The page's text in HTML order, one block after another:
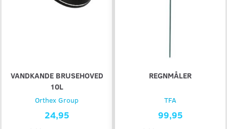
VANDKANDE BRUSEHOVED
10L
Orthex Group
24,95
REGNMÅLER
TFA
99,95